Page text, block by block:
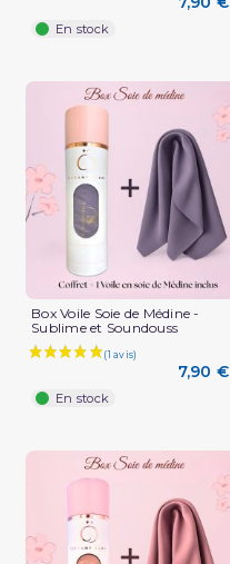
(1 avis)
En stock
Box Voile Soie de Médine -
Sublime et Soundouss
7,90 €
En stock